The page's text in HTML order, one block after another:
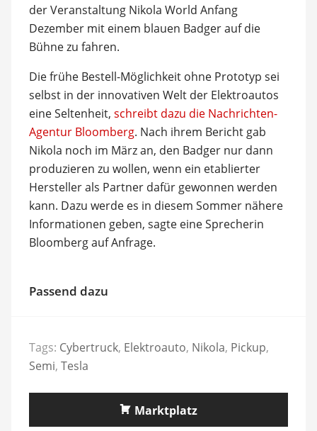
der Veranstaltung Nikola World Anfang
Dezember mit einem blauen Badger auf die
Bühne zu fahren.
Die frühe Bestell-Möglichkeit ohne Prototyp sei
selbst in der innovativen Welt der Elektroautos
eine Seltenheit, schreibt dazu die Nachrichten-
Agentur Bloomberg. Nach ihrem Bericht gab
Nikola noch im März an, den Badger nur dann
produzieren zu wollen, wenn ein etablierter
Hersteller als Partner dafür gewonnen werden
kann. Dazu werde es in diesem Sommer nähere
Informationen geben, sagte eine Sprecherin
Bloomberg auf Anfrage.
Passend dazu
Tags: Cybertruck, Elektroauto, Nikola, Pickup,
Semi, Tesla
Marktplatz